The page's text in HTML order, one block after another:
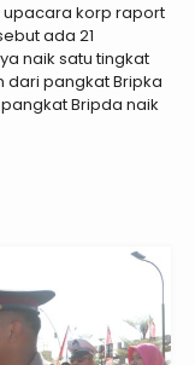
upacara korp raport
ada 21
naik satu tingkat
dari pangkat Bripka
Bripda naik